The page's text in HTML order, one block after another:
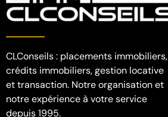
CLConseils : placements immobiliers,
crédits immobiliers, gestion locative
et transaction. Notre organisation et
notre expérience à votre service
depuis 1995.